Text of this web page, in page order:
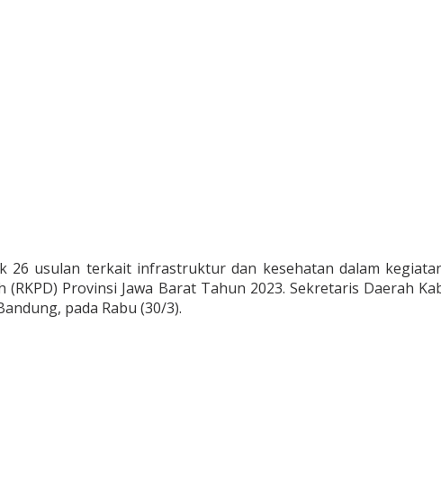
26 usulan terkait infrastruktur dan kesehatan dalam
Provinsi Jawa Barat Tahun 2023. Sekretaris Daerah
pada Rabu (30/3).